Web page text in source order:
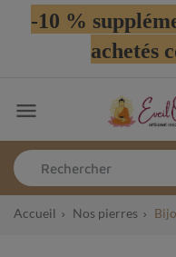
-10 %
achetés

Accueil Nos pierres